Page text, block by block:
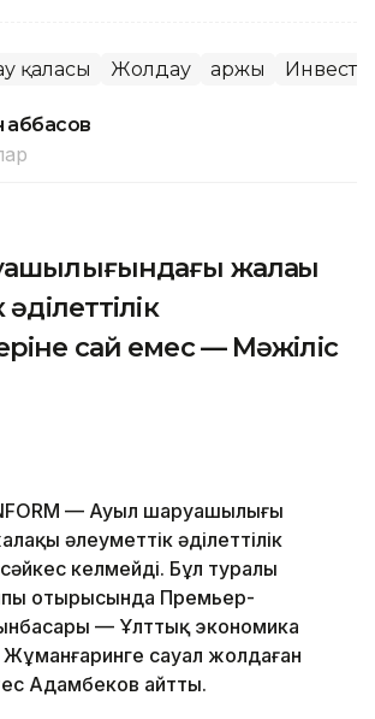
қаласы Жолдау Қаржы
жалақы
сай емес — Мәжіліс
— Ауыл шаруашылығы
әлеуметтік әділеттілік
келмейді. Бұл туралы
отырысында Премьер-
— Ұлттық экономика
Жұманғаринге сауал жолдаған
Адамбеков айтты.